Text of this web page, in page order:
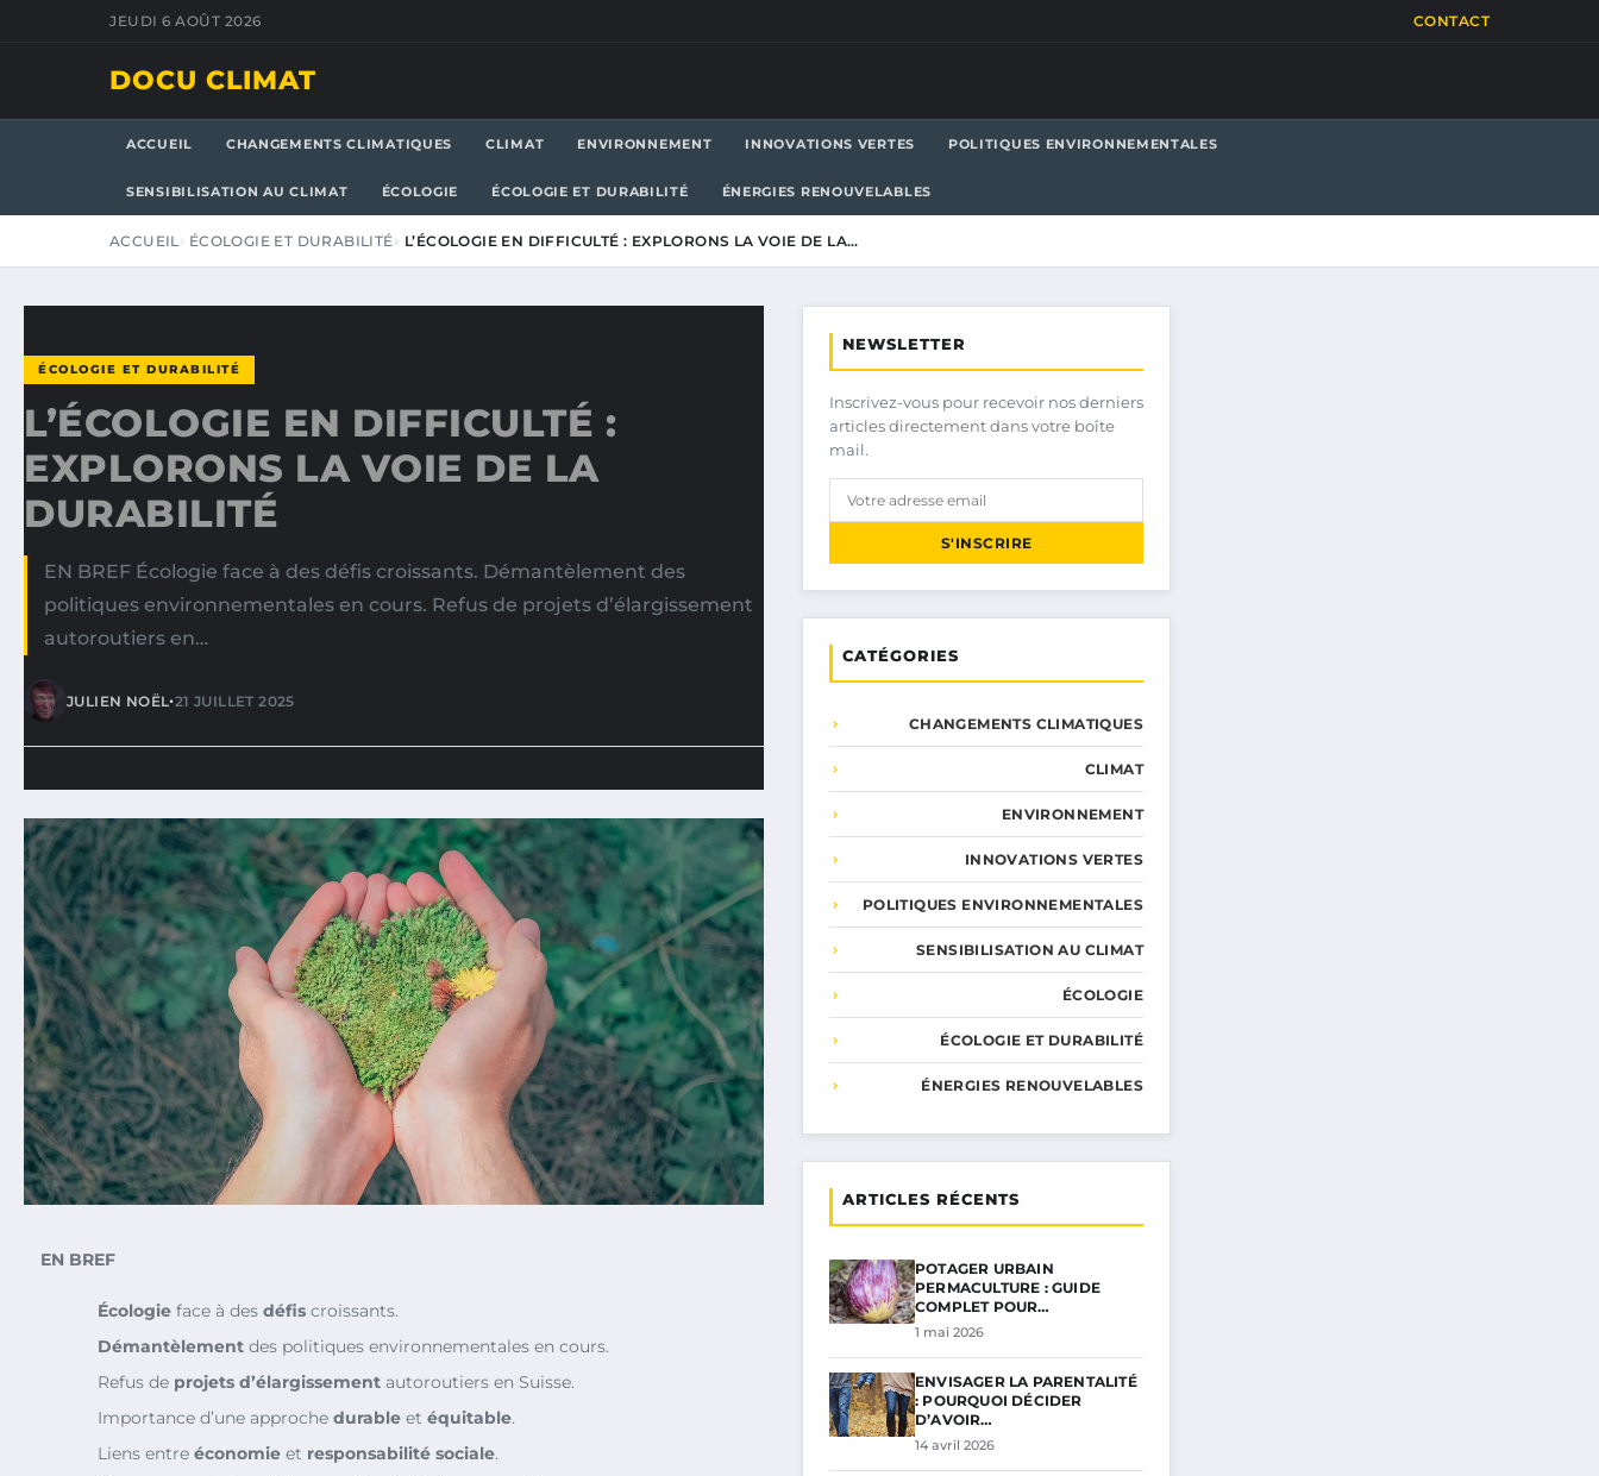
JEUDI 6 AOÛT 2026 CONTACT
DOCU CLIMAT
ACCUEIL CHANGEMENTS CLIMATIQUES CLIMAT ENVIRONNEMENT INNOVATIONS VERTES POLITIQUES ENVIRONNEMENTALES
SENSIBILISATION AU CLIMAT ÉCOLOGIE ÉCOLOGIE ET DURABILITÉ ÉNERGIES RENOUVELABLES
ACCUEIL ÉCOLOGIE ET DURABILITÉ L’ÉCOLOGIE EN DIFFICULTÉ : EXPLORONS LA VOIE DE LA…
ÉCOLOGIE ET DURABILITÉ
L’ÉCOLOGIE EN DIFFICULTÉ :
EXPLORONS LA VOIE DE LA
DURABILITÉ
EN BREF Écologie face à des défis croissants. Démantèlement des
politiques environnementales en cours. Refus de projets d’élargissement
autoroutiers en…
JULIEN NOËL•21 JUILLET 2025
EN BREF
Écologie face à des défis croissants.
Démantèlement des politiques environnementales en cours.
Refus de projets d’élargissement autoroutiers en Suisse.
Importance d’une approche durable et équitable.
Liens entre économie et responsabilité sociale.
NEWSLETTER
Inscrivez-vous pour recevoir nos derniers
articles directement dans votre boîte
mail.
S'INSCRIRE
CATÉGORIES
CHANGEMENTS CLIMATIQUES
CLIMAT
ENVIRONNEMENT
INNOVATIONS VERTES
POLITIQUES ENVIRONNEMENTALES
SENSIBILISATION AU CLIMAT
ÉCOLOGIE
ÉCOLOGIE ET DURABILITÉ
ÉNERGIES RENOUVELABLES
ARTICLES RÉCENTS
POTAGER URBAIN
PERMACULTURE : GUIDE
COMPLET POUR…
1 mai 2026
ENVISAGER LA PARENTALITÉ
: POURQUOI DÉCIDER
D’AVOIR…
14 avril 2026